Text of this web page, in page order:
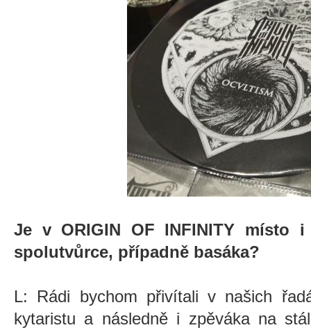
Je v ORIGIN OF INFINITY místo
spolutvůrce, případně basáka?
L: Rádi bychom přivítali v našich
kytaristu a následně i zpěváka na